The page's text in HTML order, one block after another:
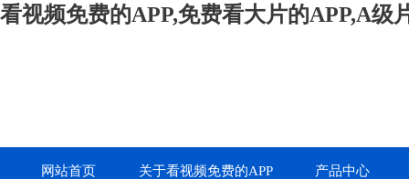
看视频免费的APP,免费看大片的APP,A级
网站首页 关于看视频免费的APP 产品中心